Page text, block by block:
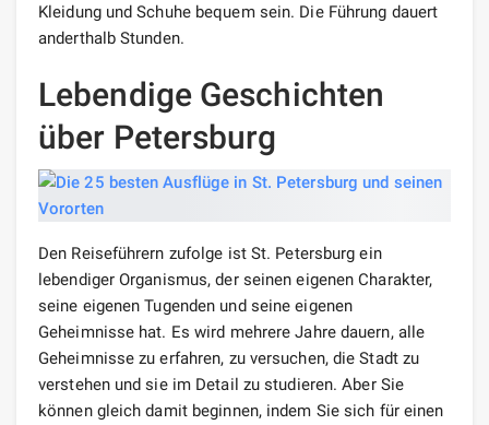
Kleidung und Schuhe bequem sein. Die Führung dauert
anderthalb Stunden.
Lebendige Geschichten
über Petersburg
Den Reiseführern zufolge ist St. Petersburg ein
lebendiger Organismus, der seinen eigenen Charakter,
seine eigenen Tugenden und seine eigenen
Geheimnisse hat. Es wird mehrere Jahre dauern, alle
Geheimnisse zu erfahren, zu versuchen, die Stadt zu
verstehen und sie im Detail zu studieren. Aber Sie
können gleich damit beginnen, indem Sie sich für einen